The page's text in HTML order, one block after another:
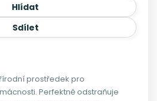
Hlídat
Sdílet
prostředek pro
Perfektně odstraňuje